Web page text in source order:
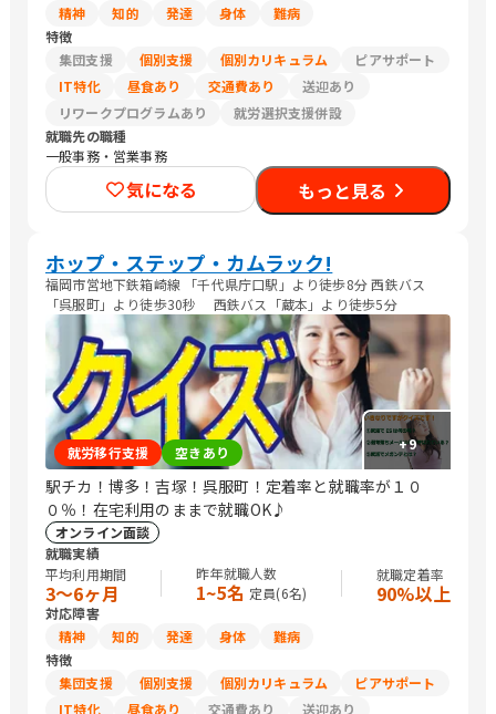
精神
知的 発達 身体
難病
特徴
集団支援
個別支援 個別カリキュラム
ピアサポート
IT特化
昼食あり 交通費あり
送迎あり
リワークプログラムあり
就労選択支援併設
就職先の職種
一般事務・営業事務
気になる もっと見る
ホップ・ステップ・カムラック!
福岡市営地下鉄箱崎線 「千代県庁口駅」より徒歩8分 西鉄バス
「呉服町」より徒歩30秒 西鉄バス「蔵本」より徒歩5分
+9
就労移行支援 空きあり
駅チカ！博多！吉塚！呉服町！定着率と就職率が１０
０％！在宅利用のままで就職OK♪
オンライン面談
就職実績
平均利用期間
3〜6ヶ月
昨年就職人数
1~5名 定員(6名)
就職定着率
90%以上
対応障害
精神
知的 発達 身体
難病
特徴
集団支援
個別支援 個別カリキュラム
ピアサポート
IT特化
昼食あり 交通費あり 送迎あり